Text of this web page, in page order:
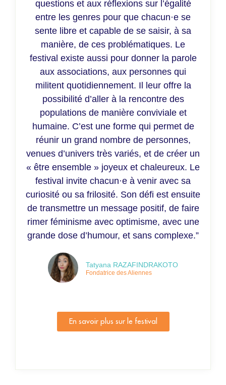
questions et aux réflexions sur l’égalité
entre les genres pour que chacun·e se
sente libre et capable de se saisir, à sa
manière, de ces problématiques. Le
festival existe aussi pour donner la parole
aux associations, aux personnes qui
militent quotidiennement. Il leur offre la
possibilité d’aller à la rencontre des
populations de manière conviviale et
humaine. C’est une forme qui permet de
réunir un grand nombre de personnes,
venues d’univers très variés, et de créer un
« être ensemble » joyeux et chaleureux. Le
festival invite chacun·e à venir avec sa
curiosité ou sa frilosité. Son défi est ensuite
de transmettre un message positif, de faire
rimer féminisme avec optimisme, avec une
grande dose d’humour, et sans complexe.”
Tatyana RAZAFINDRAKOTO
Fondatrice des Aliennes
En savoir plus sur le festival